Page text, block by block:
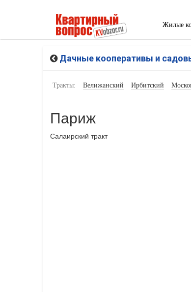
Жилые
Дачные кооперативы и
Тракты: Велижанский Ирбитский
Париж
Салаирский тракт